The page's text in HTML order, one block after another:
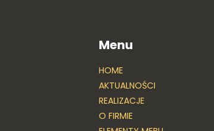
Menu
HOME
AKTUALNOŚCI
REALIZACJE
O FIRMIE